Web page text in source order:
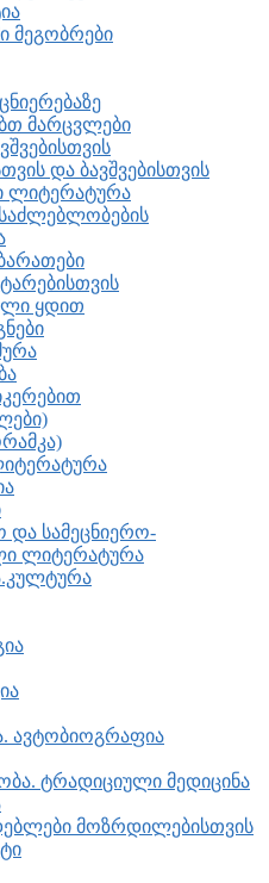
მეგობრები
მარცვლები
და ბავშვებისთვის
ლიტერატურა
ყდით
და სამეცნიერო-
ლიტერატურა
ავტობიოგრაფია
ტრადიციული მედიცინა
მოზრდილებისთვის